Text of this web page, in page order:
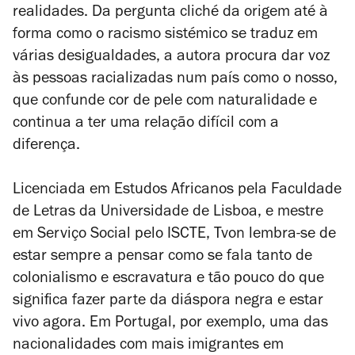
realidades. Da pergunta cliché da origem até à
forma como o racismo sistémico se traduz em
várias desigualdades, a autora procura dar voz
às pessoas racializadas num país como o nosso,
que confunde cor de pele com naturalidade e
continua a ter uma relação difícil com a
diferença.
Licenciada em Estudos Africanos pela Faculdade
de Letras da Universidade de Lisboa, e mestre
em Serviço Social pelo ISCTE, Tvon lembra-se de
estar sempre a pensar como se fala tanto de
colonialismo e escravatura e tão pouco do que
significa fazer parte da diáspora negra e estar
vivo agora. Em Portugal, por exemplo, uma das
nacionalidades com mais imigrantes em